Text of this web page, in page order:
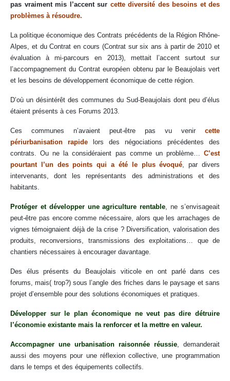
pas vraiment mis l’accent sur cette diversité des besoins et des
problèmes à résoudre.
La politique économique des Contrats précédents de la Région Rhône-
Alpes, et du Contrat en cours (Contrat sur six ans à partir de 2010 et
évaluation à mi-parcours en 2013), mettait l’accent surtout sur
l’accompagnement du Contrat européen obtenu par le Beaujolais vert
et les besoins de développement économique de cette région.
D’où un désintérêt des communes du Sud-Beaujolais dont peu d’élus
étaient présents à ces Forums 2013.
Ces communes n’avaient peut-être pas vu venir cette
périurbanisation rapide lors des négociations précédentes des
contrats. Ou ne la considéraient pas comme un problème… C’est
pourtant l’un des points qui a été le plus évoqué, par divers
intervenants, dont les représentants des administrations et des
habitants.
Protéger et développer une agriculture rentable, ne s’envisageait
peut-être pas encore comme nécessaire, alors que les arrachages de
vignes témoignaient déjà de la crise ? Diversification, valorisation des
produits, reconversions, transmissions des exploitations… que de
chantiers nécessaires à encourager davantage.
Des élus présents du Beaujolais viticole en ont parlé dans ces
forums, mais( trop?) sous l’angle des friches dans le paysage et sans
projet d’ensemble pour des solutions économiques et pratiques.
Développer sur le plan économique ne veut pas dire détruire
l’économie existante mais la renforcer et la mettre en valeur.
Accompagner une urbanisation raisonnée réussie, demanderait
aussi des moyens pour une réflexion collective, une programmation
dans le temps et des équipements collectifs.